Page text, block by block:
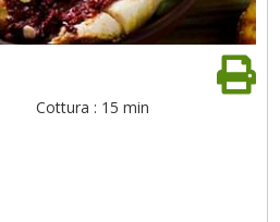
Cottura : 15 min